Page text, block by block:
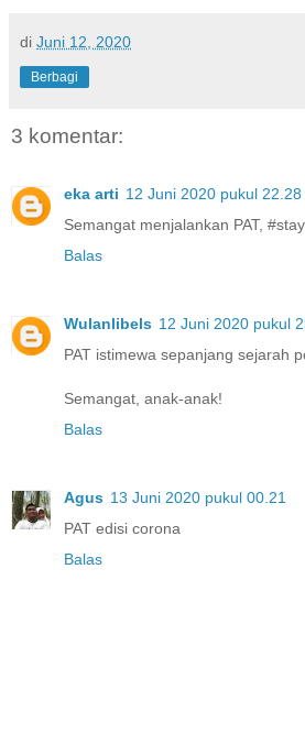
di Juni 12, 2020
Berbagi
3 komentar:
eka arti 12 Juni 2020 pukul 22.28
Semangat menjalankan PAT,
Balas
Wulanlibels 12 Juni 2020 pukul
PAT istimewa sepanjang sejarah
Semangat, anak-anak!
Balas
Agus 13 Juni 2020 pukul 00.21
PAT edisi corona
Balas